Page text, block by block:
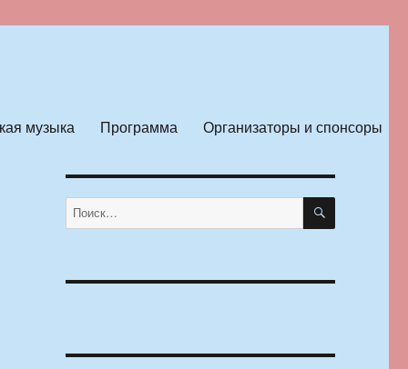
музыка Программа Организаторы и спонсоры
Искать: ПОИСК